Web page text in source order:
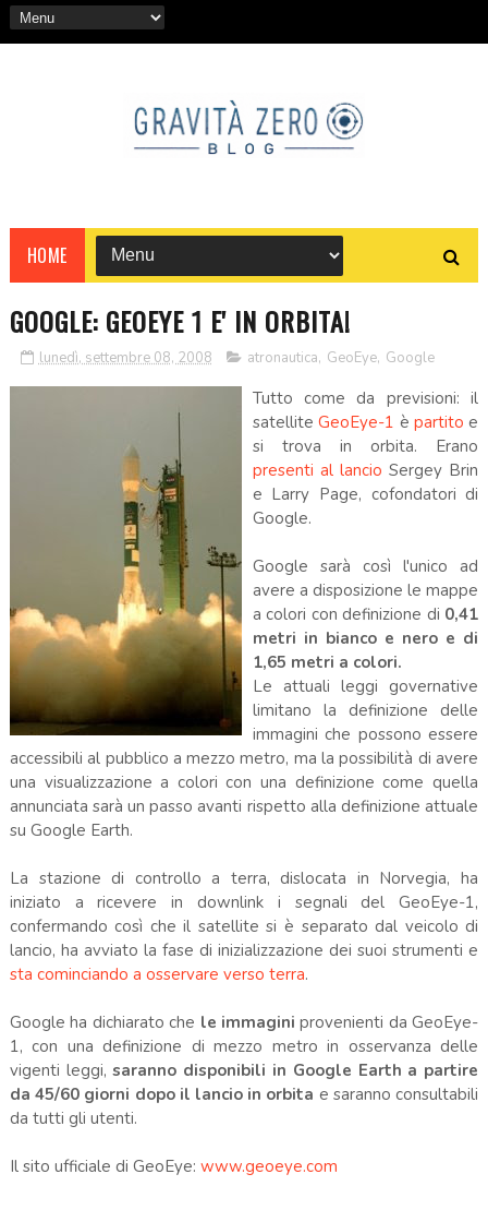
HOME
GOOGLE: GEOEYE 1 E' IN ORBITA!
lunedì, settembre 08, 2008 atronautica, GeoEye, Google
Tutto come da previsioni: il
satelliteGeoEye-1 è partito e
si trova in orbita. Erano
presenti al lancio Sergey Brin
e Larry Page, cofondatori di
Google.
Google sarà così l'unico ad
avere a disposizione le mappe
a colori con definizione di 0,41
metri in bianco e nero e di
1,65 metri a colori.
Le attuali leggi governative
limitano la definizione delle
immagini che possono essere
accessibili al pubblico a mezzo metro, ma la possibilità di avere
una visualizzazione a colori con una definizione come quella
annunciata sarà un passo avanti rispetto alla definizione attuale
su Google Earth.
La stazione di controllo a terra, dislocata in Norvegia, ha
iniziato a ricevere in downlink i segnali del GeoEye-1,
confermando così che il satellite si è separato dal veicolo di
lancio, ha avviato la fase di inizializzazione dei suoi strumenti e
sta cominciando a osservare verso terra.
Google ha dichiarato che le immagini provenienti da GeoEye-
1, con una definizione di mezzo metro in osservanza delle
vigenti leggi,saranno disponibili in Google Earth a partire
da 45/60 giorni dopo il lancio in orbita e saranno consultabili
da tutti gli utenti.
Il sito ufficiale di GeoEye: www.geoeye.com